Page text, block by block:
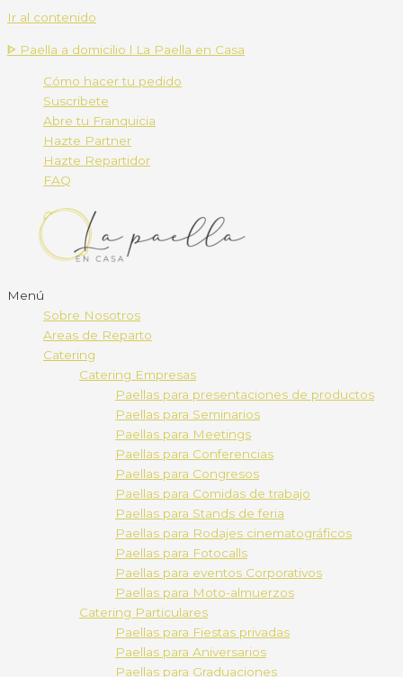
Ir al contenido
ᐈ Paella a domicilio l La Paella en Casa
Cómo hacer tu pedido
Suscribete
Abre tu Franquicia
Hazte Partner
Hazte Repartidor
FAQ
Menú
Sobre Nosotros
Areas de Reparto
Catering
Catering Empresas
Paellas para presentaciones de productos
Paellas para Seminarios
Paellas para Meetings
Paellas para Conferencias
Paellas para Congresos
Paellas para Comidas de trabajo
Paellas para Stands de feria
Paellas para Rodajes cinematográficos
Paellas para Fotocalls
Paellas para eventos Corporativos
Paellas para Moto-almuerzos
Catering Particulares
Paellas para Fiestas privadas
Paellas para Aniversarios
Paellas para Graduaciones